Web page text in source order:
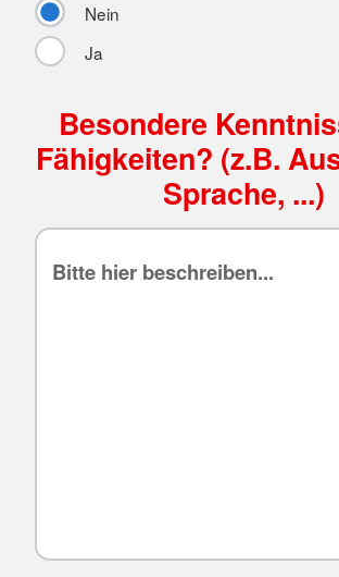
Nein
Ja
Besondere
Fähigkeiten? (z.B.
Sprache, ...)